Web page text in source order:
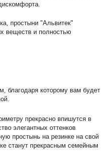
простыни "Альвитек"
веществ и полностью
которому вам будет
прекрасно впишутся в
элегантных оттенков
простынь на резинке на свой
станут прекрасным семейным